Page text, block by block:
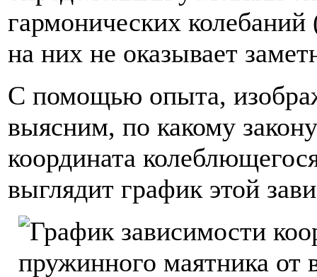
гармонических
на них не оказывает
С помощью опыта,
выясним, по какому
координата
выглядит график этой